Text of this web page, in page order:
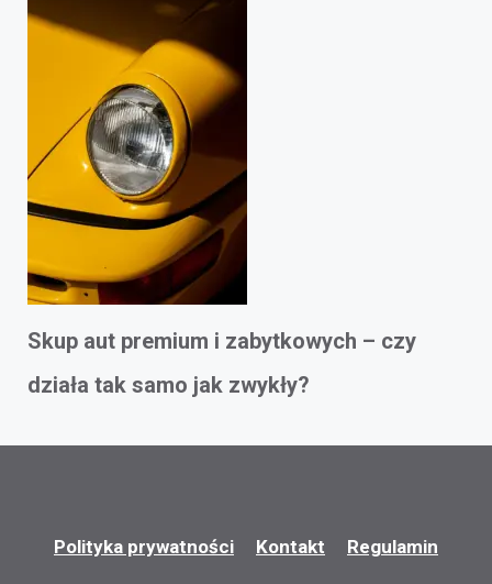
Skup aut premium i zabytkowych – czy
działa tak samo jak zwykły?
Polityka prywatności Kontakt Regulamin